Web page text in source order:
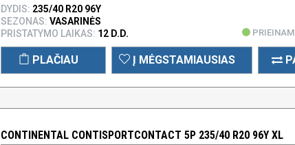
DYDIS: 235/40 R20 96Y
SEZONAS: VASARINĖS
PRISTATYMO LAIKAS: 12 D.D.
PLAČIAU Į MĖGSTAMIAUSIAS
CONTINENTAL CONTISPORTCONTACT 5P 235/40 R20 96Y XL